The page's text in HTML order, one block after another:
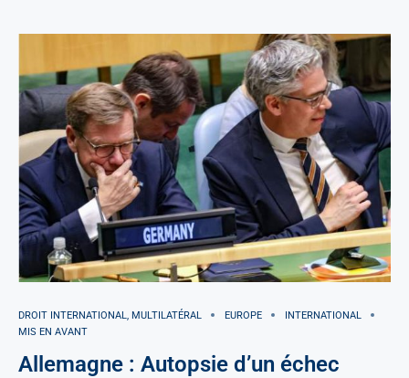
DROIT INTERNATIONAL, MULTILATÉRAL EUROPE
INTERNATIONAL
MIS EN AVANT
Allemagne : Autopsie d’un échec